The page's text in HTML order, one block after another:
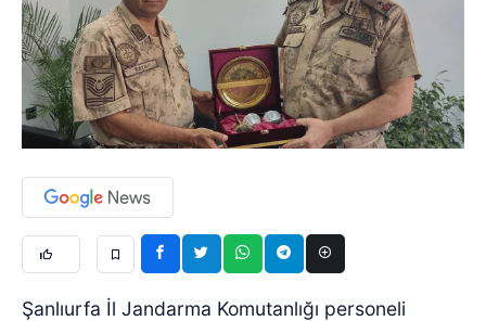
Şanlıurfa İl Jandarma Komutanlığı personeli